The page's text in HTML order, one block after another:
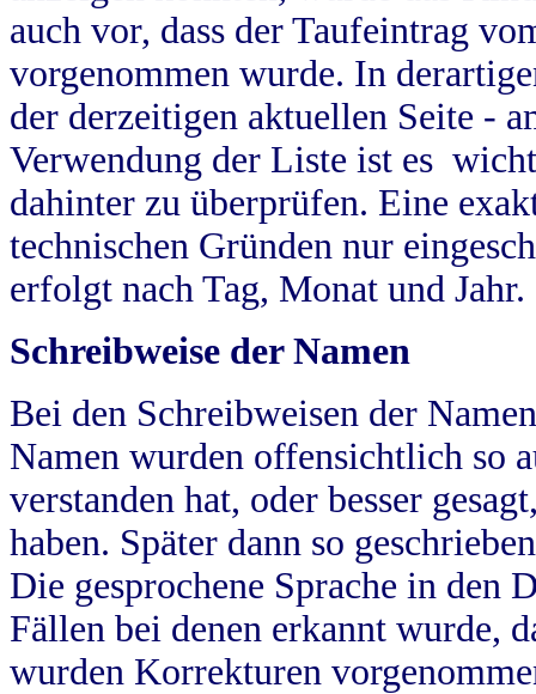
auch vor, dass der Taufeintrag
vorgenommen wurde. In
der derzeitigen aktuellen Seite -
Verwendung der Liste ist es
dahinter zu überprüfen. Eine
technischen Gründen nur
erfolgt nach Tag, Monat und Jahr.
Schreibweise der Namen
Bei den Schreibweisen der
Namen wurden offensichtlich so
verstanden hat, oder besser
haben. Später dann so
Die gesprochene Sprache in
Fällen bei denen erkannt wurde,
wurden Korrekturen